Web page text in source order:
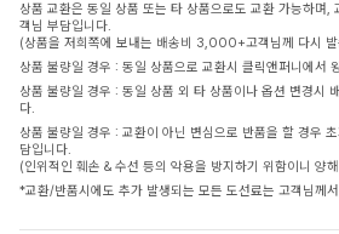
상품 교환은 동일 상품 또는 타 상품으로도 교환 가능하
객님 부담입니다.
(상품을 저희쪽에 보내는 배송비 3,000+고객님께 다시
상품 불량일 경우 : 동일 상품으로 교환시 클릭앤퍼니에서
상품 불량일 경우 : 동일 상품 외 타 상품이나 옵션 변경시
다.
상품 불량일 경우 : 교환이 아닌 변심으로 반품을 할 경우
담입니다.
(인위적인 훼손 & 수선 등의 악용을 방지하기 위함이니 양
*교환/반품시에도 추가 발생되는 모든 도선료는 고객님께